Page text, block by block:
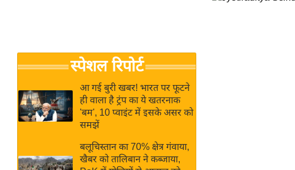
Breaking
News in
Hindi
Hindi
जगत
राय
बजट
क्रिकेट
स्पेशल रिपोर्ट
आ गई बुरी खबर! भारत पर फूटने
ही वाला है ट्रंप का ये खतरनाक
'बम', 10 प्वाइंट में इसके असर को
समझें
बलूचिस्तान का 70% क्षेत्र गंवाया,
खैबर को तालिबान ने कब्जाया,